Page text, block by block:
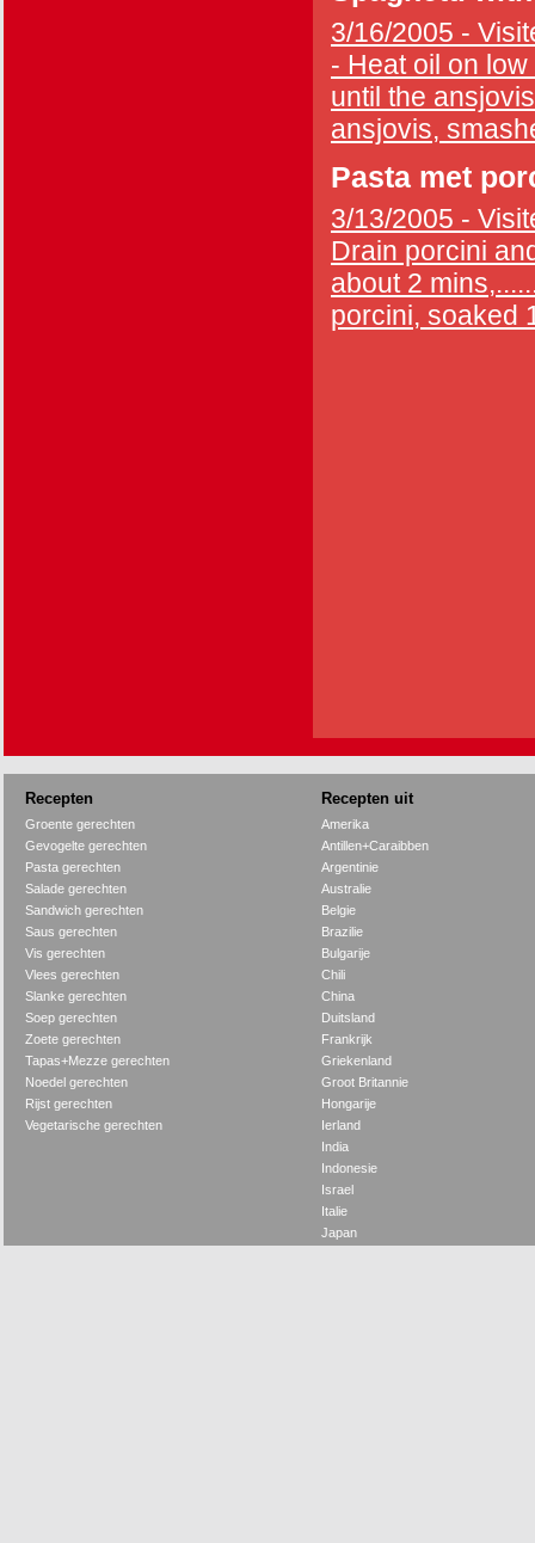
3/16/2005 -
- Heat oil on
until the
ansjovis,
Pasta met
3/13/2005 -
Drain porcini
about 2
porcini, soaked
Recepten Recepten uit
Groente gerechten
Gevogelte gerechten
Pasta gerechten
Salade gerechten
Sandwich gerechten
Saus gerechten
Vis gerechten
Vlees gerechten
Slanke gerechten
Soep gerechten
Zoete gerechten
Tapas+Mezze gerechten
Noedel gerechten
Rijst gerechten
Vegetarische gerechten
Amerika
Antillen+Caraibben
Argentinie
Australie
Belgie
Brazilie
Bulgarije
Chili
China
Duitsland
Frankrijk
Griekenland
Groot Britannie
Hongarije
Ierland
India
Indonesie
Israel
Italie
Japan